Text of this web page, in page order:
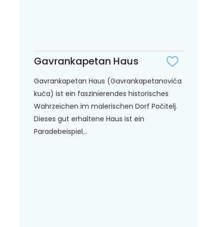
Gavrankapetan Haus
Gavrankapetan Haus (Gavrankapetanovića
kuća) ist ein faszinierendes historisches
Wahrzeichen im malerischen Dorf Počitelj.
Dieses gut erhaltene Haus ist ein
Paradebeispiel...